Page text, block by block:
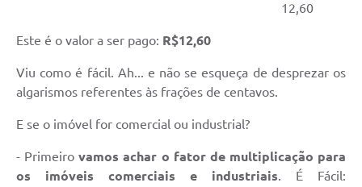
12,60
Este é o valor a ser pago: R$12,60
Viu como é fácil. Ah... e não se esqueça de desprezar os
algarismos referentes às frações de centavos.
E se o imóvel for comercial ou industrial?
- Primeirovamos achar o fator de multiplicação para
os imóveis comerciais e industriais. É Fácil: